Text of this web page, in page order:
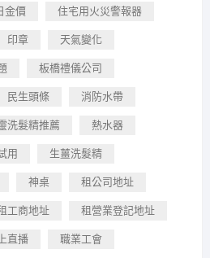
金價 住宅用火災警報器
印章 天氣變化
板橋禮儀公司
民生頭條 消防水帶
洗髮精推薦 熱水器
用 生薑洗髮精
神桌 租公司地址
工商地址 租營業登記地址
直播 職業工會